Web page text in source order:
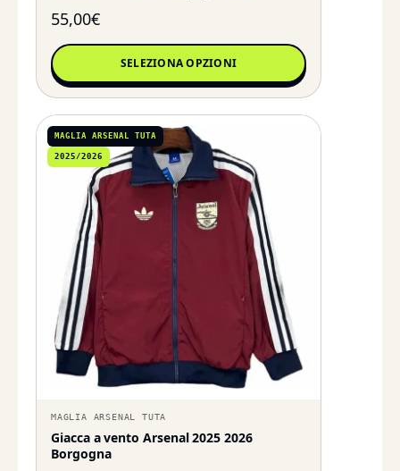
55,00€
SELEZIONA OPZIONI
MAGLIA ARSENAL TUTA
2025/2026
MAGLIA ARSENAL TUTA
Giacca a vento Arsenal 2025 2026
Borgogna